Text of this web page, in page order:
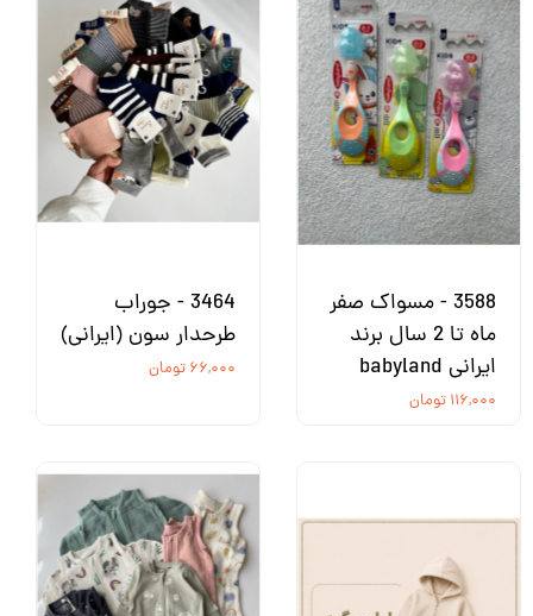
3588 - مسواک صفر
ماه تا 2 سال برند
ایرانی babyland
۱۱۶,۰۰۰ تومان
3464 - جوراب
طرحدار سون (ایرانی)
۶۶,۰۰۰ تومان